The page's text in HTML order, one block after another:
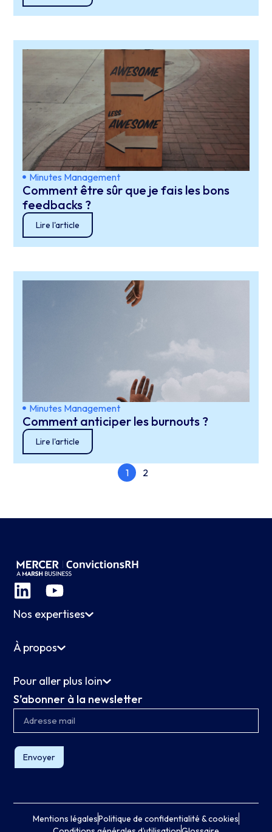
Minutes Management
Comment être sûr que je fais les bons
feedbacks ?
Lire l'article
Minutes Management
Comment anticiper les burnouts ?
Lire l'article
1 2
Nos expertises
À propos
Pour aller plus loin
S’abonner à la newsletter
Envoyer
Mentions légalesPolitique de confidentialité & cookies